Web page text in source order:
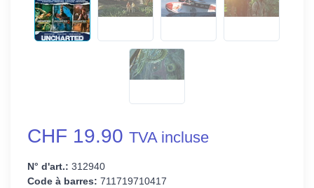
CHF 19.90 TVA incluse
N° d'art.: 312940
Code à barres: 711719710417